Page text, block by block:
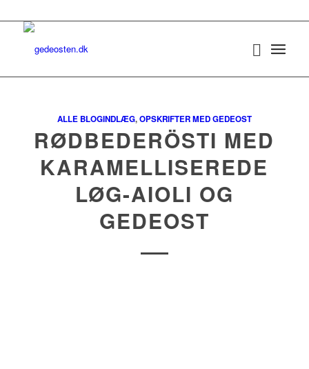
ALLE BLOGINDLÆG,OPSKRIFTER MED GEDEOST
RØDBEDERÖSTI MED
KARAMELLISEREDE
LØG-AIOLI OG
GEDEOST